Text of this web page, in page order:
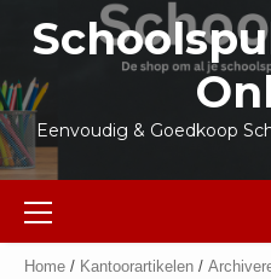
inhoud
Eenvoudig & Goedkoop
Primair
menu
Home / Kantoorartikelen /